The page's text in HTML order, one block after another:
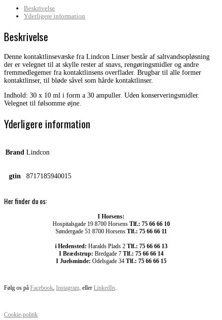
Beskrivelse
Yderligere information
Beskrivelse
Denne kontaktlinsevæske fra Lindcon Linser består af saltvandsopløsning
der er velegnet til at skylle rester af snavs, rengøringsmidler og andre
fremmedlegemer fra kontaktlinsens overflader. Brugbar til alle former
kontaktlinser, til bløde såvel som hårde kontaktlinser.
Indhold: 30 x 10 ml i form a 30 ampuller. Uden konserveringsmidler.
Velegnet til følsomme øjne.
Yderligere information
Brand Lindcon
gtin 8717185940015
Her finder du os:
I Horsens:
Hospitalsgade 19 8700 Horsens Tlf.: 75 66 66 10
Søndergade 51 8700 Horsens Tlf.: 75 66 66 11
i Hedensted: Haralds Plads 2 Tlf.: 75 66 66 13
I Brædstrup: Bredgade 7 Tlf.: 75 66 66 14
I Juelsminde: Odelsgade 34 Tlf.: 75 66 66 15
Følg os på Facebook Instagram, eller LinkedIn
Cookie-politik